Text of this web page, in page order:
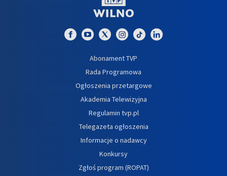
Abonament TVP
Rada Programowa
Ogłoszenia przetargowe
Akademia Telewizyjna
Regulamin tvp.pl
Telegazeta ogłoszenia
Informacje o nadawcy
Konkursy
Zgłoś program (ROPAT)